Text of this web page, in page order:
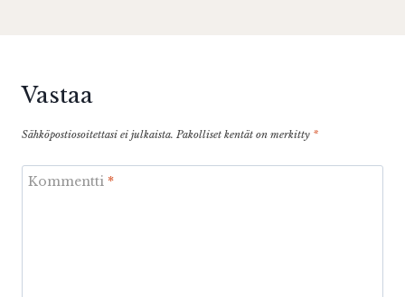
Vastaa
Sähköpostiosoitettasi ei julkaista. Pakolliset kentät on merkitty *
Kommentti *